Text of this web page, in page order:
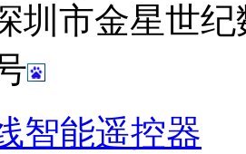
圳市金星世
智能遥控器